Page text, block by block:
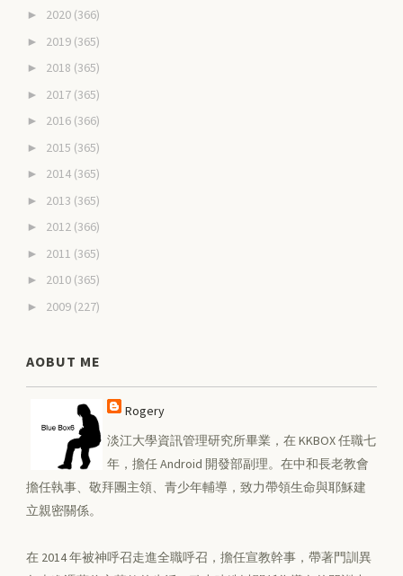
► 2020 (366)
► 2019 (365)
► 2018 (365)
► 2017 (365)
► 2016 (366)
► 2015 (365)
► 2014 (365)
► 2013 (365)
► 2012 (366)
► 2011 (365)
► 2010 (365)
► 2009 (227)
AOBUT ME
Rogery
淡江大學資訊管理研究所畢業，在 KKBOX 任職七
年，擔任 Android 開發部副理。在中和長老教會
擔任執事、敬拜團主領、青少年輔導，致力帶領生命與耶穌建
立親密關係。
在 2014 年被神呼召走進全職呼召，擔任宣教幹事，帶著門訓異